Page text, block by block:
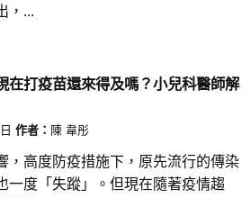
，...
在打疫苗還來得及嗎？小兒科醫師解
作者： 陳 韋彤
，高度防疫措施下，原先流行的傳染
一度「失蹤」。但現在隨著疫情趨